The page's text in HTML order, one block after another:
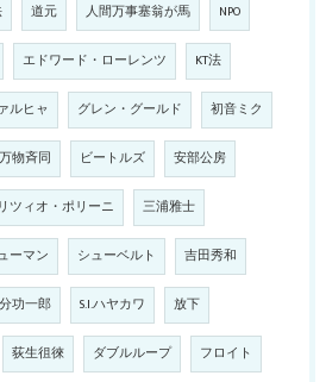
道元 人間万事塞翁が馬 NPO
エドワード・ローレンツ KT法
ルヒャ グレン・グールド 初音ミク
万物斉同 ビートルズ 安部公房
ツィオ・ポリーニ 三浦雅士
ーマン シューベルト 吉田秀和
功一郎 S.I.ハヤカワ 放下
荻生徂徠 ダブルループ フロイト